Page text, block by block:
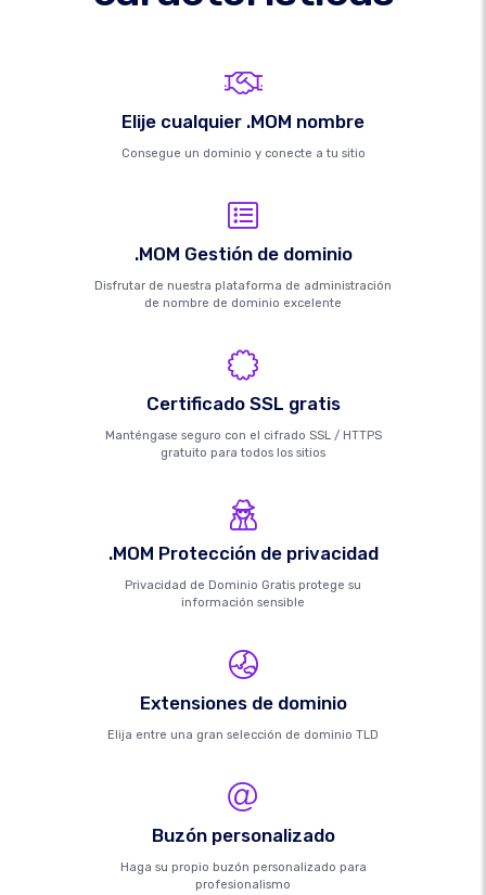
Elije cualquier .MOM nombre
Consegue un dominio y conecte a tu sitio
.MOM Gestión de dominio
Disfrutar de nuestra plataforma de administración
de nombre de dominio excelente
Certificado SSL gratis
Manténgase seguro con el cifrado SSL / HTTPS
gratuito para todos los sitios
.MOM Protección de privacidad
Privacidad de Dominio Gratis protege su
información sensible
Extensiones de dominio
Elija entre una gran selección de dominio TLD
Buzón personalizado
Haga su propio buzón personalizado para
profesionalismo